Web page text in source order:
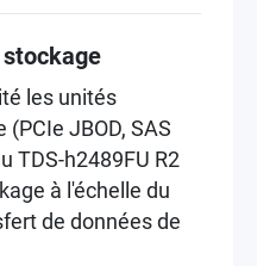
stockage
les unités
JBOD, SAS
TDS-h2489FU R2
à l'échelle du
de données de